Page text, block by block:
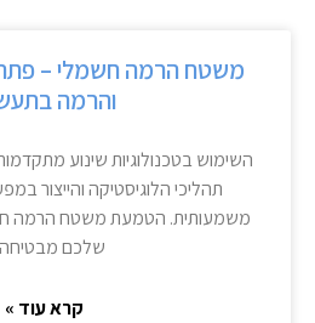
משטח הרמה חשמלי –
והרמה
השימוש בטכנולוגיות שינוע
תהליכי הלוגיסטיקה והייצור
משמעותית. הטמעת משטח הרמה
שלכם מבטיחה
קרא עוד »